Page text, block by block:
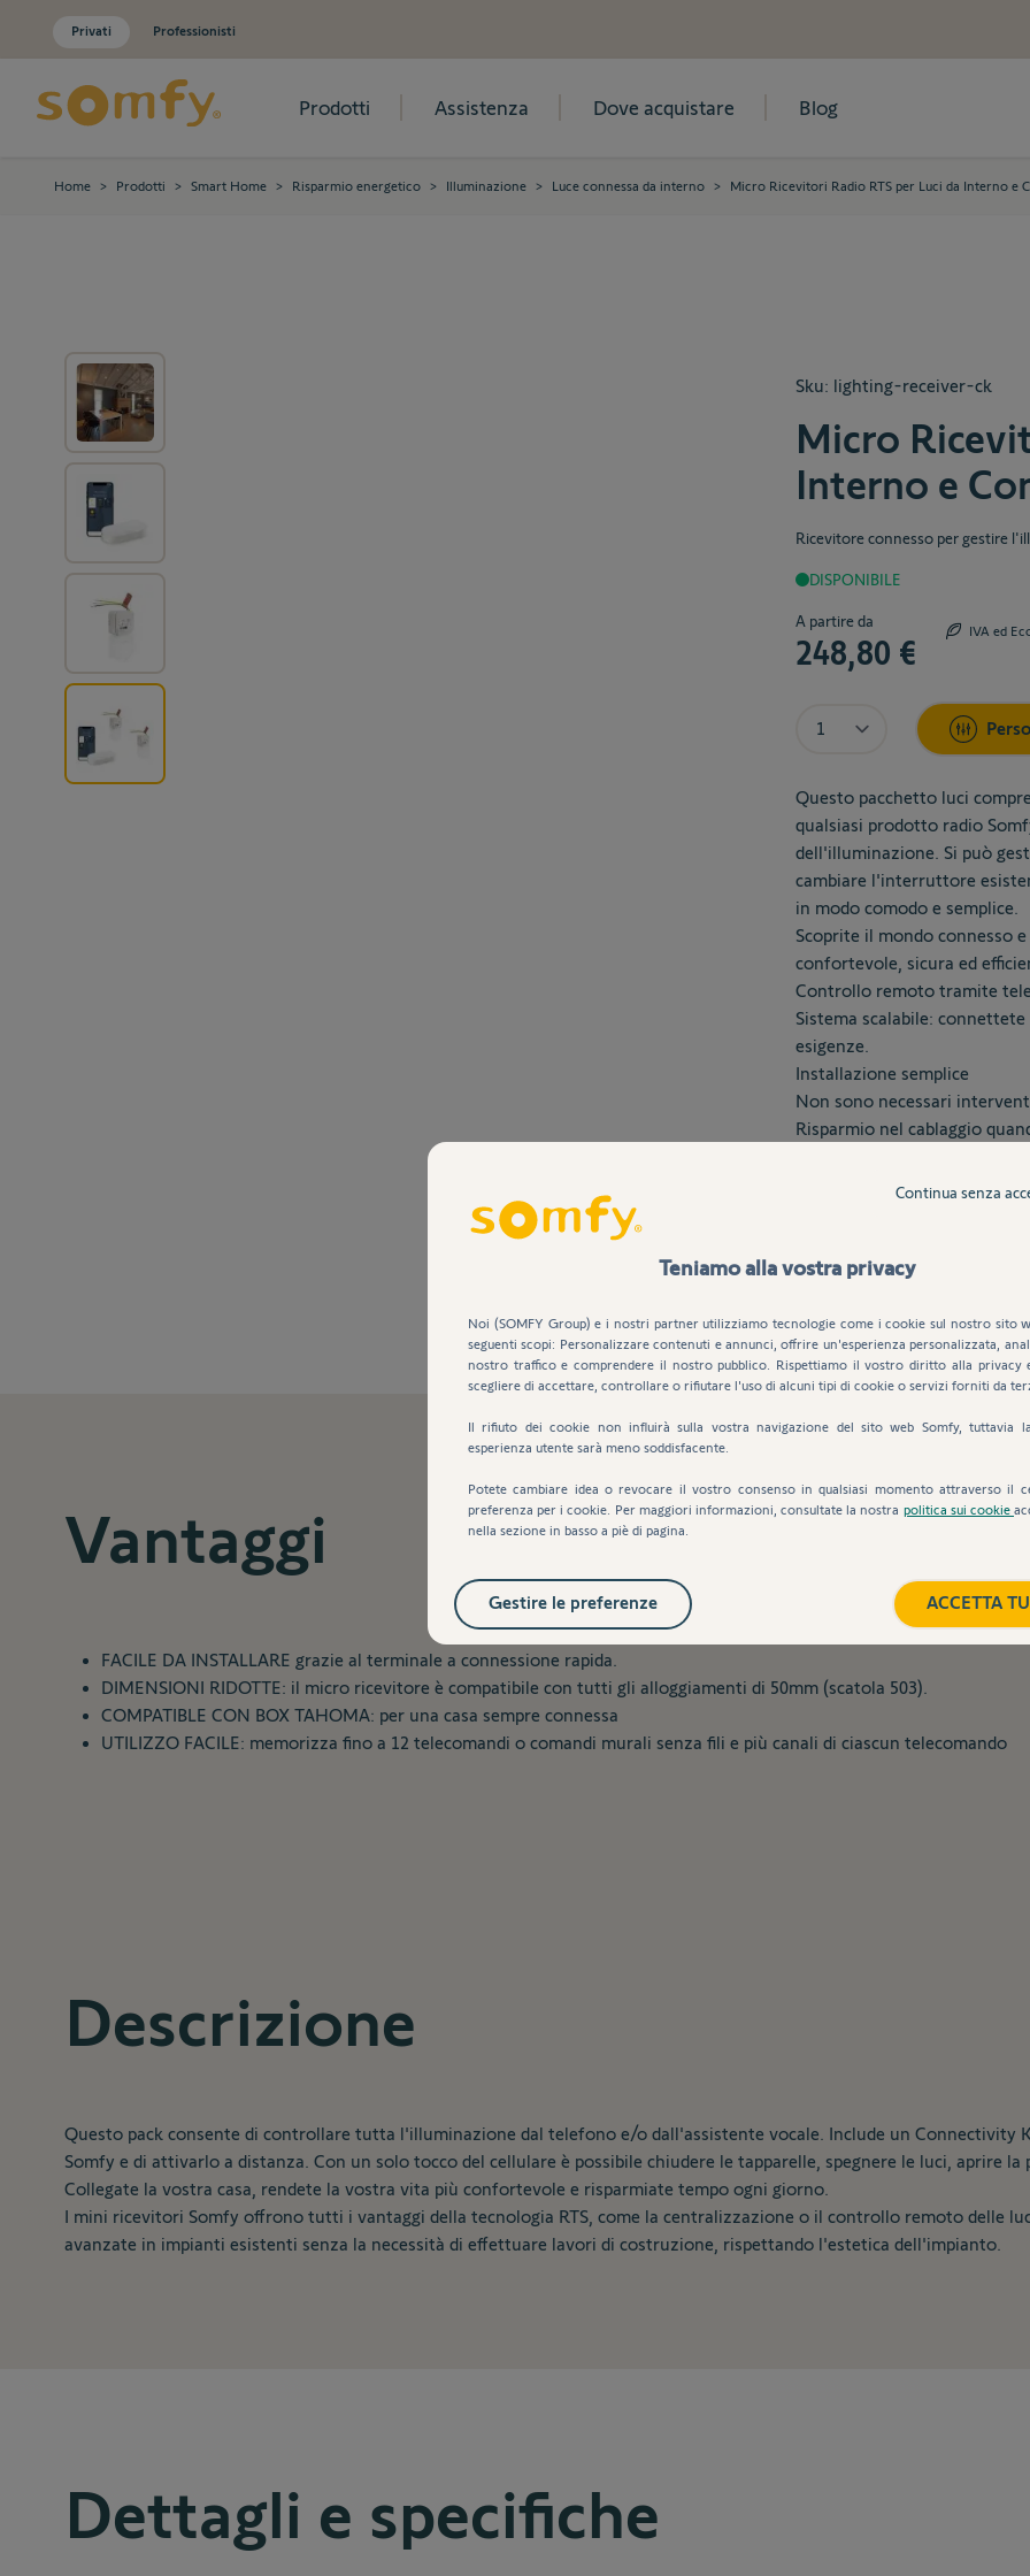
Privati Professionisti
Prodotti Assistenza Dove acquistare Blog
Home > Prodotti > Smart Home > Risparmio energetico > Illuminazione > Luce connessa da interno > Micro Ricevitori Radio RTS per Luci da Interno e
View larger image
View larger image
View larger image
Sku: lighting-receiver-ck
Micro
Interno e
Ricevitore connesso per gestire
DISPONIBILE
The price depends on the
A partire da
248,80 €
IVA ed
Questo pacchetto luci
qualsiasi prodotto radio
dell'illuminazione. Si può
cambiare l'interruttore
in modo comodo e semplice.
Scoprite il mondo connesso
confortevole, sicura ed
Controllo remoto tramite
Sistema scalabile:
esigenze.
Installazione semplice
Non sono necessari
Risparmio nel cablaggio
Consegna a domicilio o presso un
Vantaggi Descrizione
Vantaggi
FACILE DA INSTALLARE grazie al terminale a connessione rapida.
DIMENSIONI RIDOTTE: il micro ricevitore è compatibile con tutti gli alloggiamenti di 50mm (scatola 503).
COMPATIBLE CON BOX TAHOMA: per una casa sempre connessa
UTILIZZO FACILE: memorizza fino a 12 telecomandi o comandi murali senza fili e più canali di ciascun telecomando
Descrizione
Questo pack consente di controllare tutta l'illuminazione dal telefono e/o dall'assistente vocale. Include un Connectivity
Somfy e di attivarlo a distanza. Con un solo tocco del cellulare è possibile chiudere le tapparelle, spegnere le luci, aprire la
Collegate la vostra casa, rendete la vostra vita più confortevole e risparmiate tempo ogni giorno.
I mini ricevitori Somfy offrono tutti i vantaggi della tecnologia RTS, come la centralizzazione o il controllo remoto delle
avanzate in impianti esistenti senza la necessità di effettuare lavori di costruzione, rispettando l'estetica dell'impianto.
Dettagli e specifiche
Teniamo alla vostra privacy
Noi (SOMFY Group) e i nostri partner utilizziamo tecnologie come i cookie sul nostro sito
seguenti scopi: Personalizzare contenuti e annunci, offrire un'esperienza personalizzata,
nostro traffico e comprendere il nostro pubblico. Rispettiamo il vostro diritto alla privacy
scegliere di accettare, controllare o rifiutare l'uso di alcuni tipi di cookie o servizi forniti da
Il rifiuto dei cookie non influirà sulla vostra navigazione del sito web Somfy, tuttavia
esperienza utente sarà meno soddisfacente.
Potete cambiare idea o revocare il vostro consenso in qualsiasi momento attraverso il
preferenza per i cookie. Per maggiori informazioni, consultate la nostra politica sui cookie
nella sezione in basso a piè di pagina.
Continua senza
ACCETTA
Gestire le preferenze